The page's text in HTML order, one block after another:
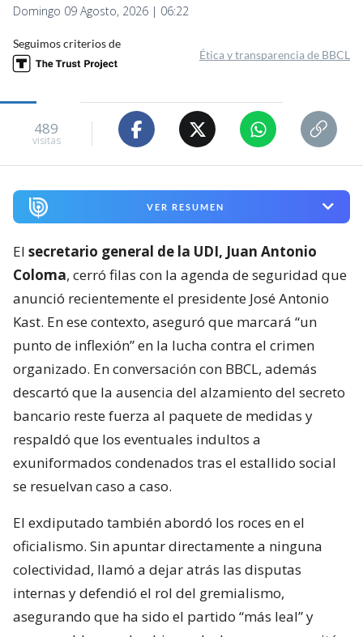
Domingo 09 Agosto, 2026 | 06:22
Seguimos criterios de
Ética y transparencia de BBCL
489
visitas
VER RESUMEN
El secretario general de la UDI, Juan Antonio
Coloma, cerró filas con la agenda de seguridad que
anunció recientemente el presidente José Antonio
Kast. En ese contexto, aseguró que marcará “un
punto de inflexión” en la lucha contra el crimen
organizado. En conversación con BBCL, además
descartó que la ausencia del alzamiento del secreto
bancario reste fuerza al paquete de medidas y
respaldó que los eventuales indultos a
exuniformados condenados tras el estallido social
se resuelvan caso a caso.
El exdiputado también abordó los roces en el
oficialismo. Sin apuntar directamente a ninguna
colectividad, llamó a dejar atrás las disputas
internas y defendió el rol del gremialismo,
asegurando que ha sido el partido “más leal” y